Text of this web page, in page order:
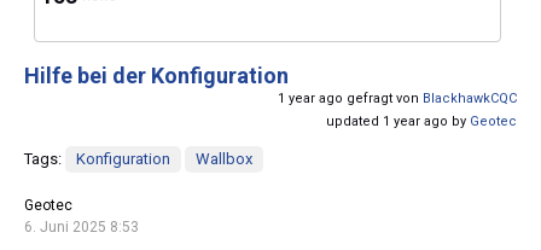
Hilfe bei der Konfiguration
1 year ago gefragt von BlackhawkCQC
updated 1 year ago by Geotec
Tags: Konfiguration Wallbox
Geotec
6. Juni 2025 8:53